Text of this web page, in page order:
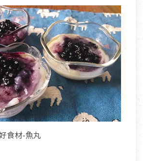
食材-魚丸